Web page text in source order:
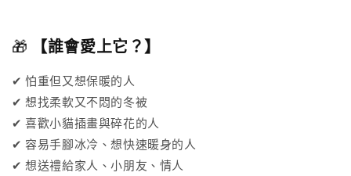
🎁 【誰會愛上它？】
✔ 怕重但又想保暖的人
✔ 想找柔軟又不悶的冬被
✔ 喜歡小貓插畫與碎花的人
✔ 容易手腳冰冷、想快速暖身的人
✔ 想送禮給家人、小朋友、情人